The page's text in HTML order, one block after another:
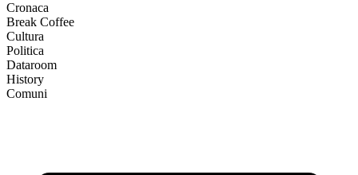
Cronaca
Break Coffee
Cultura
Politica
Dataroom
History
Comuni